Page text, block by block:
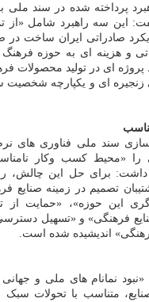
پرداخته شده در سند ملی
این سه راهبرد شامل «از
صادراتی ایران ساخت در
و هزینه ای به حوزه فرهنگ
پروژه ای در تولید محصولات
زنجیره ای و یکپارچه شخصیت
سند ملی فناوری های
را «محیط کسب وکار
داشت: برای حل این چالش،
تصمیم در زمینه صنایع
این حوزه»، «حمایت از
فرهنگی» و «تسهیل
فرهنگی» اندیشیده شده است.
نمانام های ملی و
متناسب با تحولات سبک